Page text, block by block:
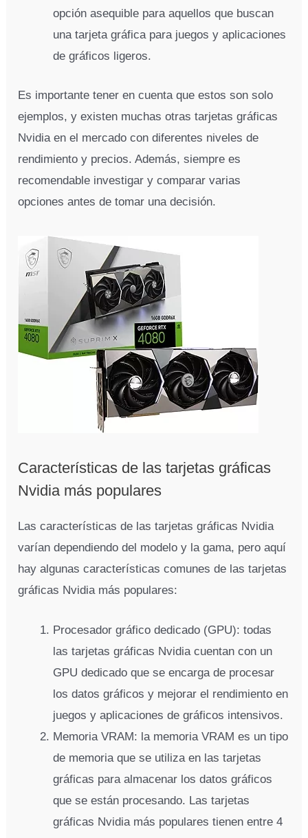
opción asequible para aquellos que buscan
una tarjeta gráfica para juegos y aplicaciones
de gráficos ligeros.
Es importante tener en cuenta que estos son solo
ejemplos, y existen muchas otras tarjetas gráficas
Nvidia en el mercado con diferentes niveles de
rendimiento y precios. Además, siempre es
recomendable investigar y comparar varias
opciones antes de tomar una decisión.
Características de las tarjetas gráficas
Nvidia más populares
Las características de las tarjetas gráficas Nvidia
varían dependiendo del modelo y la gama, pero aquí
hay algunas características comunes de las tarjetas
gráficas Nvidia más populares:
Procesador gráfico dedicado (GPU): todas
las tarjetas gráficas Nvidia cuentan con un
GPU dedicado que se encarga de procesar
los datos gráficos y mejorar el rendimiento en
juegos y aplicaciones de gráficos intensivos.
Memoria VRAM: la memoria VRAM es un tipo
de memoria que se utiliza en las tarjetas
gráficas para almacenar los datos gráficos
que se están procesando. Las tarjetas
gráficas Nvidia más populares tienen entre 4